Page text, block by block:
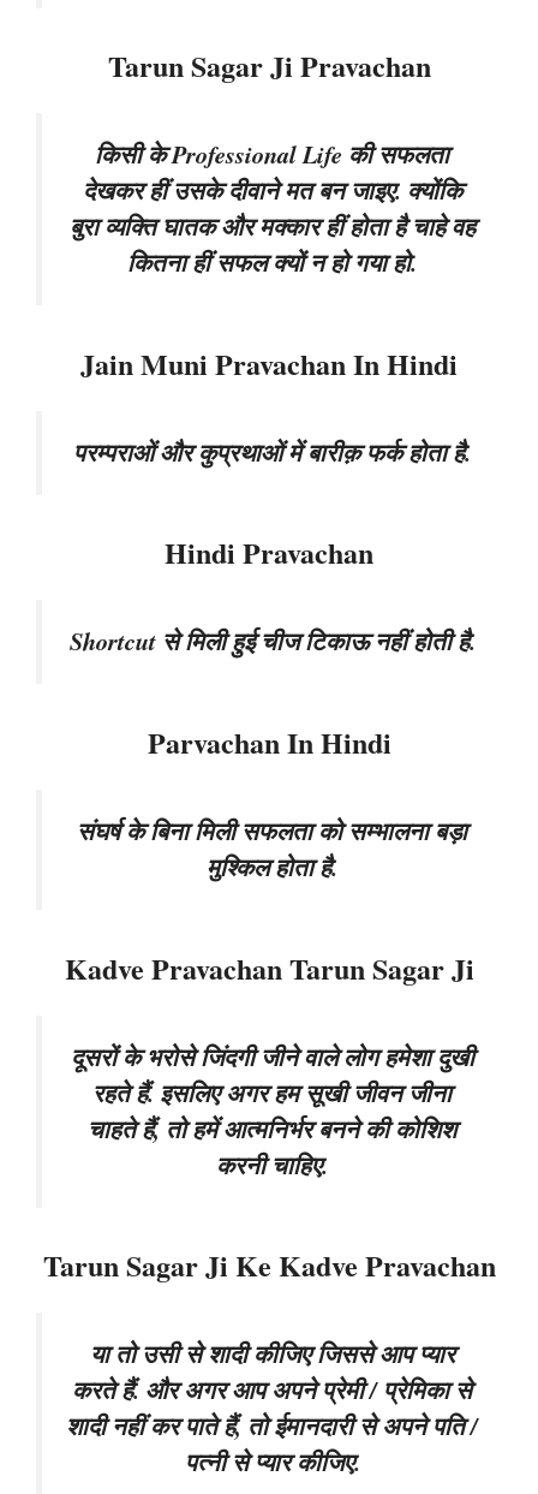
Tarun Sagar Ji Pravachan
किसी के Professional Life की सफलता
देखकर हीं उसके दीवाने मत बन जाइए. क्योंकि
बुरा व्यक्ति घातक और मक्कार हीं होता है चाहे वह
कितना हीं सफल क्यों न हो गया हो.
Jain Muni Pravachan In Hindi
परम्पराओं और कुप्रथाओं में बारीक़ फर्क होता है.
Hindi Pravachan
Shortcut से मिली हुई चीज टिकाऊ नहीं होती है.
Parvachan In Hindi
संघर्ष के बिना मिली सफलता को सम्भालना बड़ा
मुश्किल होता है.
Kadve Pravachan Tarun Sagar Ji
दूसरों के भरोसे जिंदगी जीने वाले लोग हमेशा दुखी
रहते हैं. इसलिए अगर हम सूखी जीवन जीना
चाहते हैं, तो हमें आत्मनिर्भर बनने की कोशिश
करनी चाहिए.
Tarun Sagar Ji Ke Kadve Pravachan
या तो उसी से शादी कीजिए जिससे आप प्यार
करते हैं. और अगर आप अपने प्रेमी / प्रेमिका से
शादी नहीं कर पाते हैं, तो ईमानदारी से अपने पति /
पत्नी से प्यार कीजिए.